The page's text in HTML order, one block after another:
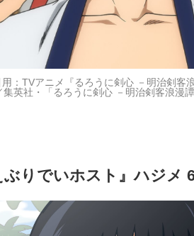
用：TVアニメ『るろうに剣心 －明治剣客浪
英社・「るろうに剣心 －明治剣客浪漫
ぶりでいホスト』ハジメ